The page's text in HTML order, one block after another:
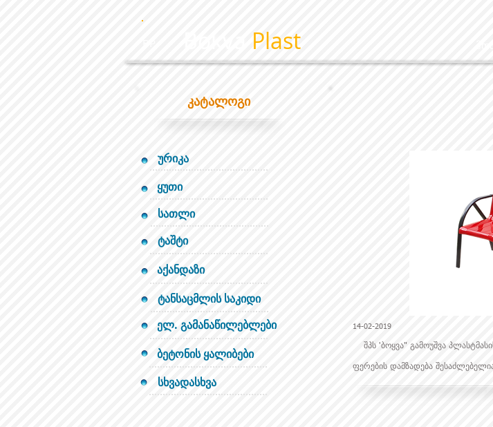
Plast
კატალოგი
ურიკა
ყუთი
სათლი
ტაშტი
აქანდაზი
ტანსაცმლის საკიდი
ელ. გამანაწილებლები
ბეტონის ყალიბები
სხვადასხვა
14-02-2019
შპს 'ბოყვა" გამოუშვა
ფერების დამზადება